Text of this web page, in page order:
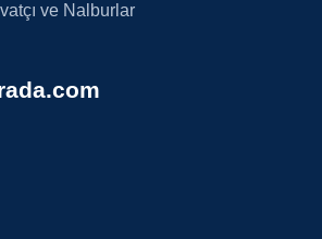
ve Nalburlar